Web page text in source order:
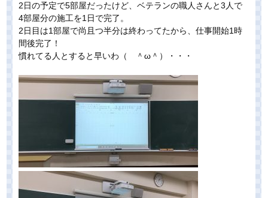
2日の予定で5部屋だったけど、ベテランの職人さんと3人で
4部屋分の施工を1日で完了。
2日目は1部屋で尚且つ半分は終わってたから、仕事開始1時
間後完了！
慣れてる人とすると早いわ（ ＾ω＾）・・・